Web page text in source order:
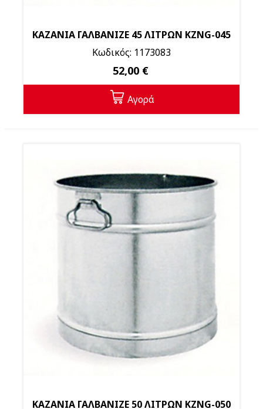
ΚΑΖΑΝΙΑ ΓΑΛΒΑΝΙΖΕ 45 ΛΙΤΡΩΝ KZNG-045
Κωδικός: 1173083
52,00 €
Αγορά
ΚΑΖΑΝΙΑ ΓΑΛΒΑΝΙΖΕ 50 ΛΙΤΡΩΝ KZNG-050